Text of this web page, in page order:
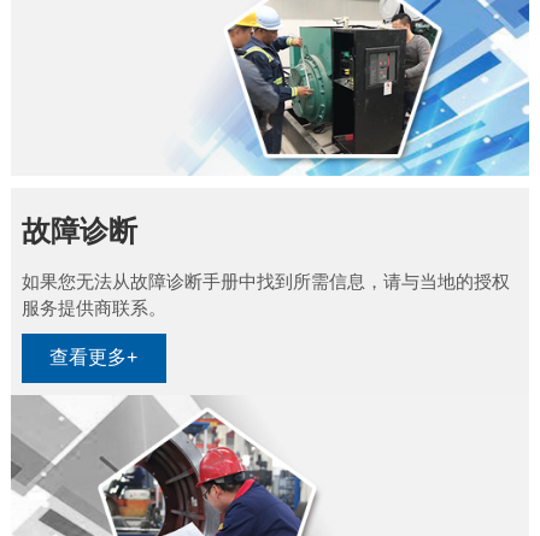
故障诊断
如果您无法从故障诊断手册中找到所需信息，请与当地的授权
服务提供商联系。
查看更多+